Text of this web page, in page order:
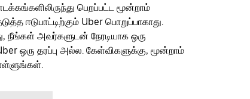
பெறப்பட்ட மூன்றாம்
ஈடுபாட்டிற்கும் Uber பொறுப்பாகாது.
நீங்கள் அவர்களுடன் நேரடியாக ஒரு
ஒரு தரப்பு அல்ல. கேள்விகளுக்கு, மூன்றாம்